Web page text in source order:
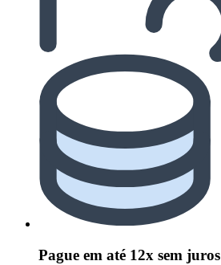
Pague em até 12x sem juros